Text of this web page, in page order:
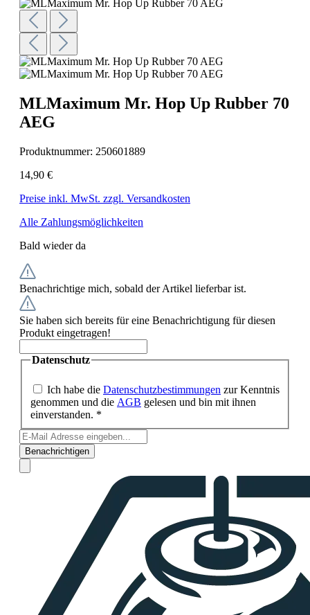
MLMaximum Mr. Hop Up Rubber 70
AEG
Produktnummer: 250601889
14,90 €
Preise inkl. MwSt. zzgl. Versandkosten
Alle Zahlungsmöglichkeiten
Bald wieder da
Benachrichtige mich, sobald der Artikel lieferbar ist.
Sie haben sich bereits für eine Benachrichtigung für diesen
Produkt eingetragen!
Datenschutz
Ich habe die Datenschutzbestimmungen zur Kenntnis
genommen und die AGB gelesen und bin mit ihnen
einverstanden. *
Benachrichtigen